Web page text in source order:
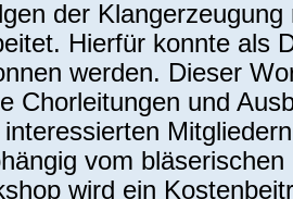
der
Hierfür konnte als
werden. Dieser
Chorleitungen und
interessierten
vom
wird ein